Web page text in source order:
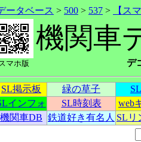
ータベース > 500 > 537 > 【ス
マホ版
機関車
デ
SL掲示板 緑の草子
インフォ SL時刻表
web
機関車DB 鉄道好き有名人 SLリ